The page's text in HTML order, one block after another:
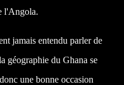
l'Angola.
jamais entendu parler de
géographie du Ghana se
une bonne occasion